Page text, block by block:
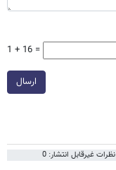
1 + 16 =
ارسال
نظرات غیرقابل انتشار: 0